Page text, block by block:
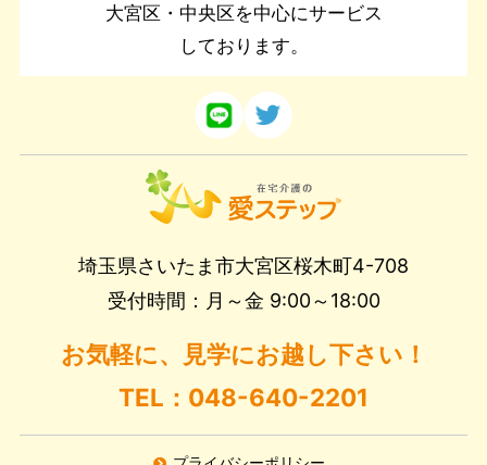
大宮区・中央区を中心にサービス
しております。
埼玉県さいたま市大宮区桜木町4-708
受付時間：月～金 9:00～18:00
お気軽に、見学にお越し下さい！
TEL：048-640-2201